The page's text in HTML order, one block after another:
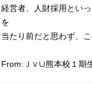
経営者、人財採用とい
を
当たり前だと思わず、
From:Ｊ∨∪熊本校１期